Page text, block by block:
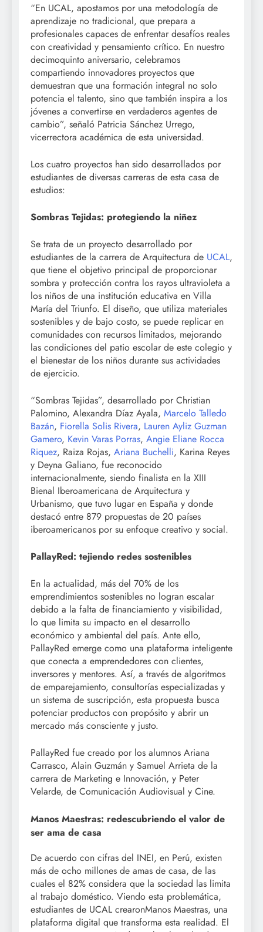
“En UCAL, apostamos por una metodología de
aprendizaje no tradicional, que prepara a
profesionales capaces de enfrentar desafíos reales
con creatividad y pensamiento crítico. En nuestro
decimoquinto aniversario, celebramos
compartiendo innovadores proyectos que
demuestran que una formación integral no solo
potencia el talento, sino que también inspira a los
jóvenes a convertirse en verdaderos agentes de
cambio”, señaló Patricia Sánchez Urrego,
vicerrectora académica de esta universidad.
Los cuatro proyectos han sido desarrollados por
estudiantes de diversas carreras de esta casa de
estudios:
Sombras Tejidas: protegiendo la niñez
Se trata de un proyecto desarrollado por
estudiantes de la carrera de Arquitectura de UCAL,
que tiene el objetivo principal de proporcionar
sombra y protección contra los rayos ultravioleta a
los niños de una institución educativa en Villa
María del Triunfo. El diseño, que utiliza materiales
sostenibles y de bajo costo, se puede replicar en
comunidades con recursos limitados, mejorando
las condiciones del patio escolar de este colegio y
el bienestar de los niños durante sus actividades
de ejercicio.
“Sombras Tejidas”, desarrollado por Christian
Palomino, Alexandra Díaz Ayala, Marcelo Talledo
Bazán, Fiorella Solis Rivera, Lauren Ayliz Guzman
Gamero, Kevin Varas Porras, Angie Eliane Rocca
Riquez, Raiza Rojas, Ariana Buchelli, Karina Reyes
y Deyna Galiano, fue reconocido
internacionalmente, siendo finalista en la XIII
Bienal Iberoamericana de Arquitectura y
Urbanismo, que tuvo lugar en España y donde
destacó entre 879 propuestas de 20 países
iberoamericanos por su enfoque creativo y social.
PallayRed: tejiendo redes sostenibles
En la actualidad, más del 70% de los
emprendimientos sostenibles no logran escalar
debido a la falta de financiamiento y visibilidad,
lo que limita su impacto en el desarrollo
económico y ambiental del país. Ante ello,
PallayRed emerge como una plataforma inteligente
que conecta a emprendedores con clientes,
inversores y mentores. Así, a través de algoritmos
de emparejamiento, consultorías especializadas y
un sistema de suscripción, esta propuesta busca
potenciar productos con propósito y abrir un
mercado más consciente y justo.
PallayRed fue creado por los alumnos Ariana
Carrasco, Alain Guzmán y Samuel Arrieta de la
carrera de Marketing e Innovación, y Peter
Velarde, de Comunicación Audiovisual y Cine.
Manos Maestras: redescubriendo el valor de
ser ama de casa
De acuerdo con cifras del INEI, en Perú, existen
más de ocho millones de amas de casa, de las
cuales el 82% considera que la sociedad las limita
al trabajo doméstico. Viendo esta problemática,
estudiantes de UCAL crearonManos Maestras, una
plataforma digital que transforma esta realidad. El